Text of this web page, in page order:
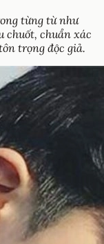
từng từ như
chuốt, chuẩn xác
trọng độc giả.